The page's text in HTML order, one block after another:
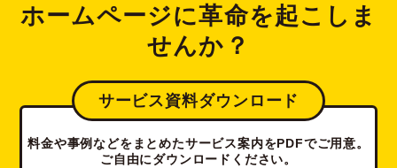
ホームページに革命を起こしま
せんか？
サービス資料ダウンロード
料金や事例などをまとめたサービス案内をPDFでご用意。
ご自由にダウンロードください。